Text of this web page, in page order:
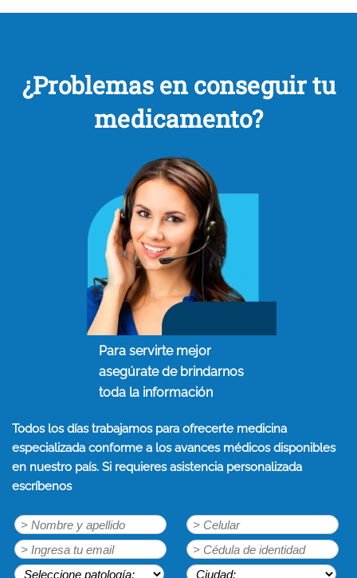
¿Problemas en conseguir tu
medicamento?
Para servirte mejor
asegúrate de brindarnos
toda la información
Todos los días trabajamos para ofrecerte medicina
especializada conforme a los avances médicos disponibles
en nuestro país. Si requieres asistencia personalizada
escríbenos